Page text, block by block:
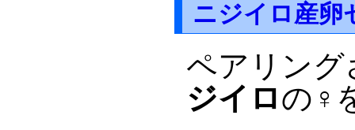
ニジイロ産卵
ペアリング
ジイロの ♀